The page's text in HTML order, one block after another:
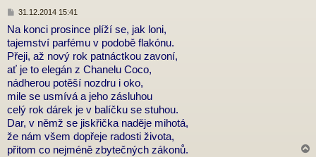
P
í
s
p
ě
v
e
k
31.12.2014 15:41
Na konci prosince plíží se, jak loni,
tajemství parfému v podobě flakónu.
Přeji, až nový rok patnáctkou zavoní,
ať je to elegán z Chanelu Coco,
nádherou potěší nozdru i oko,
mile se usmívá a jeho zásluhou
celý rok dárek je v balíčku se stuhou.
Dar, v němž se jiskřička naděje mihotá,
že nám všem dopřeje radosti života,
přitom co nejméně zbytečných zákonů.